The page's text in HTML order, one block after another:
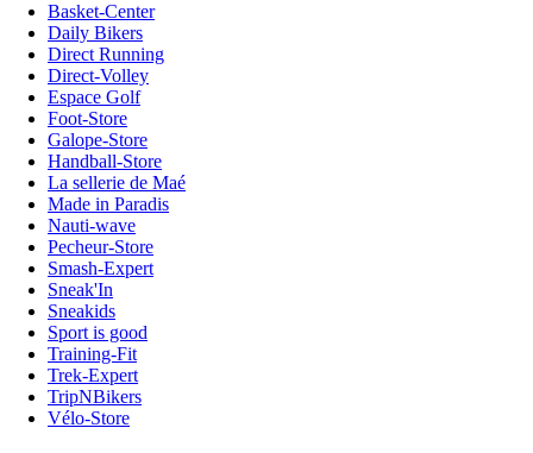
Basket-Center
Daily Bikers
Direct Running
Direct-Volley
Espace Golf
Foot-Store
Galope-Store
Handball-Store
La sellerie de Maé
Made in Paradis
Nauti-wave
Pecheur-Store
Smash-Expert
Sneak'In
Sneakids
Sport is good
Training-Fit
Trek-Expert
TripNBikers
Vélo-Store